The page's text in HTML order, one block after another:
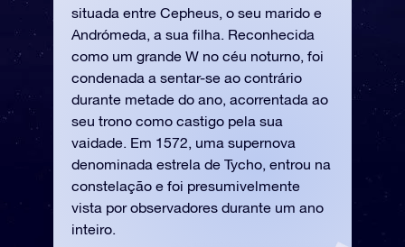
situada entre Cepheus, o seu marido e
Andrómeda, a sua filha. Reconhecida
como um grande W no céu noturno, foi
condenada a sentar-se ao contrário
durante metade do ano, acorrentada ao
seu trono como castigo pela sua
vaidade. Em 1572, uma supernova
denominada estrela de Tycho, entrou na
constelação e foi presumivelmente
vista por observadores durante um ano
inteiro.